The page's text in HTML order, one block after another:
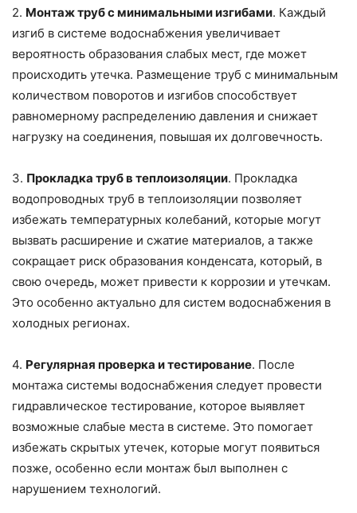
2. Монтаж труб с минимальными изгибами. Каждый
изгиб в системе водоснабжения увеличивает
вероятность образования слабых мест, где может
происходить утечка. Размещение труб с минимальным
количеством поворотов и изгибов способствует
равномерному распределению давления и снижает
нагрузку на соединения, повышая их долговечность.
3. Прокладка труб в теплоизоляции. Прокладка
водопроводных труб в теплоизоляции позволяет
избежать температурных колебаний, которые могут
вызвать расширение и сжатие материалов, а также
сокращает риск образования конденсата, который, в
свою очередь, может привести к коррозии и утечкам.
Это особенно актуально для систем водоснабжения в
холодных регионах.
4. Регулярная проверка и тестирование. После
монтажа системы водоснабжения следует провести
гидравлическое тестирование, которое выявляет
возможные слабые места в системе. Это помогает
избежать скрытых утечек, которые могут появиться
позже, особенно если монтаж был выполнен с
нарушением технологий.